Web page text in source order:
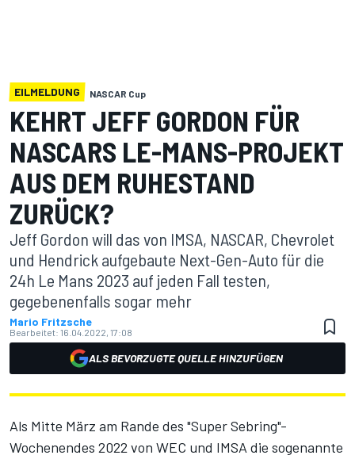
EILMELDUNG NASCAR Cup
KEHRT JEFF GORDON FÜR
NASCARS LE-MANS-PROJEKT
AUS DEM RUHESTAND
ZURÜCK?
Jeff Gordon will das von IMSA, NASCAR, Chevrolet
und Hendrick aufgebaute Next-Gen-Auto für die
24h Le Mans 2023 auf jeden Fall testen,
gegebenenfalls sogar mehr
Mario Fritzsche
Bearbeitet: 16.04.2022, 17:08
ALS BEVORZUGTE QUELLE HINZUFÜGEN
Als Mitte März am Rande des "Super Sebring"-
Wochenendes 2022 von WEC und IMSA die sogenannte